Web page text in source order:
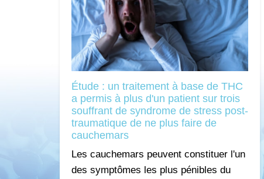
Étude : un traitement à base de THC
a permis à plus d'un patient sur trois
souffrant de syndrome de stress post-
traumatique de ne plus faire de
cauchemars
Les cauchemars peuvent constituer l'un
des symptômes les plus pénibles du